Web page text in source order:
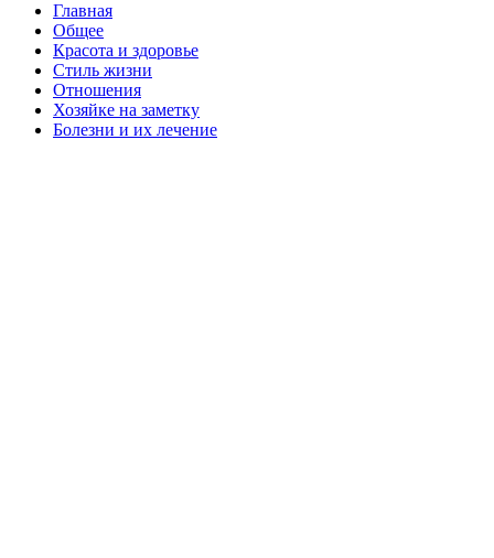
Главная
Общее
Красота и здоровье
Стиль жизни
Отношения
Хозяйке на заметку
Болезни и их лечение